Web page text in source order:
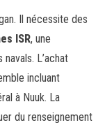
Il nécessite des
ISR, une
L’achat
incluant
à Nuuk. La
du renseignement